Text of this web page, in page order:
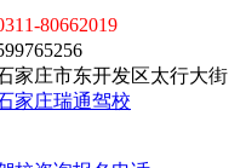
80662019
家庄市东开发区太行大街